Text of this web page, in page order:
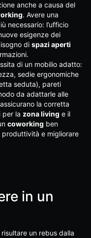
anche a causa del
. Avere una
necessario: l’ufficio
esigenze dei
di spazi aperti
di un mobilio adatto:
sedie ergonomiche
seduta), pareti
da adattarle alle
la corretta
per la zona living e il
coworking ben
e migliorare
in un
risultare un rebus dalla